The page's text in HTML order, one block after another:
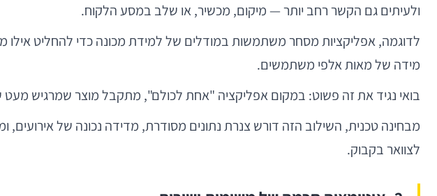
ולעיתים גם הקשר רחב יותר — מיקום, מכשיר, או שלב במסע הלקוח.
לדוגמה, אפליקציות מסחר משתמשות במודלים של למידת מכונה כדי להחליט אילו
מידה של מאות אלפי משתמשים.
בואי נגיד את זה פשוט: במקום אפליקציה "אחת לכולם", מתקבל מוצר שמרגיש מעט
מבחינה טכנית, השילוב הזה דורש צנרת נתונים מסודרת, מדידה נכונה של
לצוואר בקבוק.